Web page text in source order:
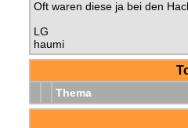
Oft waren diese ja bei den
LG
haumi
Thema